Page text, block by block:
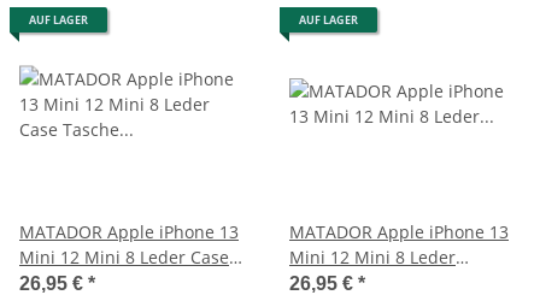
AUF LAGER
MATADOR Apple iPhone 13
Mini 12 Mini 8 Leder Case
Tasche Braun
26,95 € *
AUF LAGER
MATADOR Apple iPhone 13
Mini 12 Mini 8 Leder
Gürteltasche Clip Braun
26,95 € *